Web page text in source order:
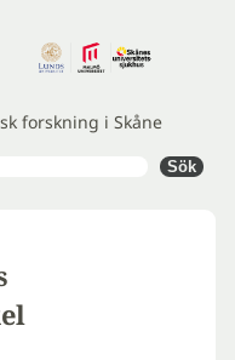
forskning i Skåne
Sök